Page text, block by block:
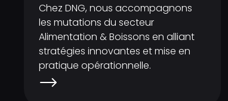
Chez DNG, nous accompagnons
les mutations du secteur
Alimentation & Boissons en alliant
stratégies innovantes et mise en
pratique opérationnelle.